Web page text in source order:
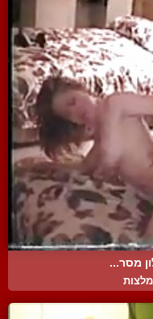
מסר...